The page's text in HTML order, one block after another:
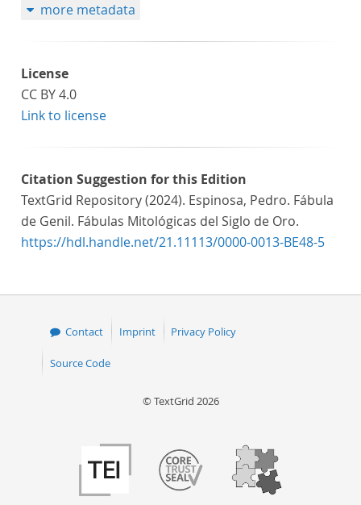
more metadata
License
CC BY 4.0
Link to license
Citation Suggestion for this Edition
TextGrid Repository (2024). Espinosa, Pedro. Fábula
de Genil. Fábulas Mitológicas del Siglo de Oro.
https://hdl.handle.net/21.11113/0000-0013-BE48-5
Contact Imprint Privacy Policy
Source Code
© TextGrid 2026